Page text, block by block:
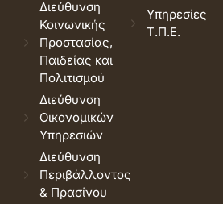
Διεύθυνση
Κοινωνικής
Προστασίας,
Παιδείας και
Πολιτισμού
Διεύθυνση
Οικονομικών
Υπηρεσιών
Διεύθυνση
Περιβάλλοντος
& Πρασίνου
Υπηρεσίες
Τ.Π.Ε.